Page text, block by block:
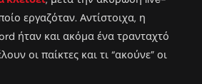
εργαζόταν. Αντίστοιχα, η
ήταν και ακόμα ένα τρανταχτό
οι παίκτες και τι “ακούνε” οι